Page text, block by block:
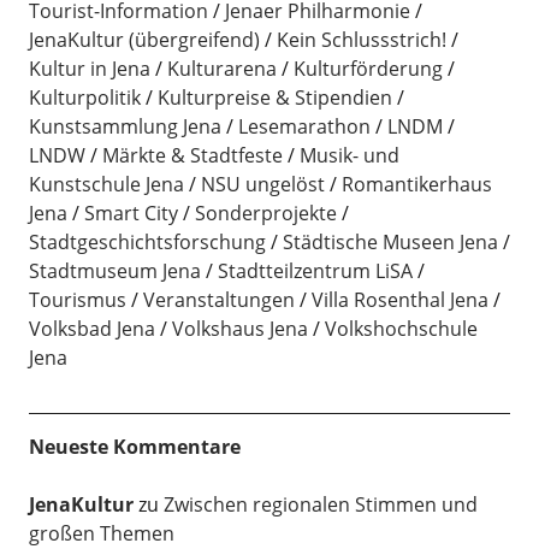
Tourist-Information
Jenaer Philharmonie
JenaKultur (übergreifend)
Kein Schlussstrich!
Kultur in Jena
Kulturarena
Kulturförderung
Kulturpolitik
Kulturpreise & Stipendien
Kunstsammlung Jena
Lesemarathon
LNDM
LNDW
Märkte & Stadtfeste
Musik- und
Kunstschule Jena
NSU ungelöst
Romantikerhaus
Jena
Smart City
Sonderprojekte
Stadtgeschichtsforschung
Städtische Museen Jena
Stadtmuseum Jena
Stadtteilzentrum LiSA
Tourismus
Veranstaltungen
Villa Rosenthal Jena
Volksbad Jena
Volkshaus Jena
Volkshochschule
Jena
Neueste Kommentare
JenaKulturzu Zwischen regionalen Stimmen und
großen Themen